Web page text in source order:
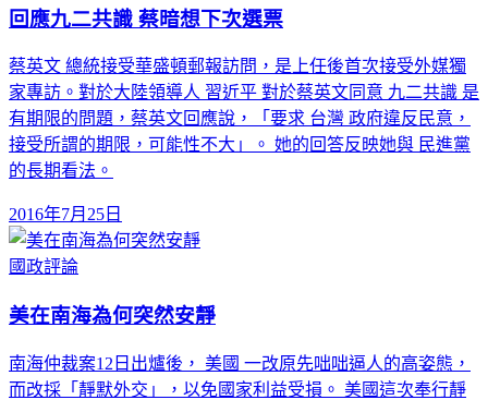
回應九二共識 蔡暗想下次選票
蔡英文 總統接受華盛頓郵報訪問，是上任後首次接受外媒獨
家專訪。對於大陸領導人 習近平 對於蔡英文同意 九二共識 是
有期限的問題，蔡英文回應說，「要求 台灣 政府違反民意，
接受所謂的期限，可能性不大」。 她的回答反映她與 民進黨
的長期看法。
2016年7月25日
國政評論
美在南海為何突然安靜
南海仲裁案12日出爐後， 美國 一改原先咄咄逼人的高姿態，
而改採「靜默外交」，以免國家利益受損。 美國這次奉行靜